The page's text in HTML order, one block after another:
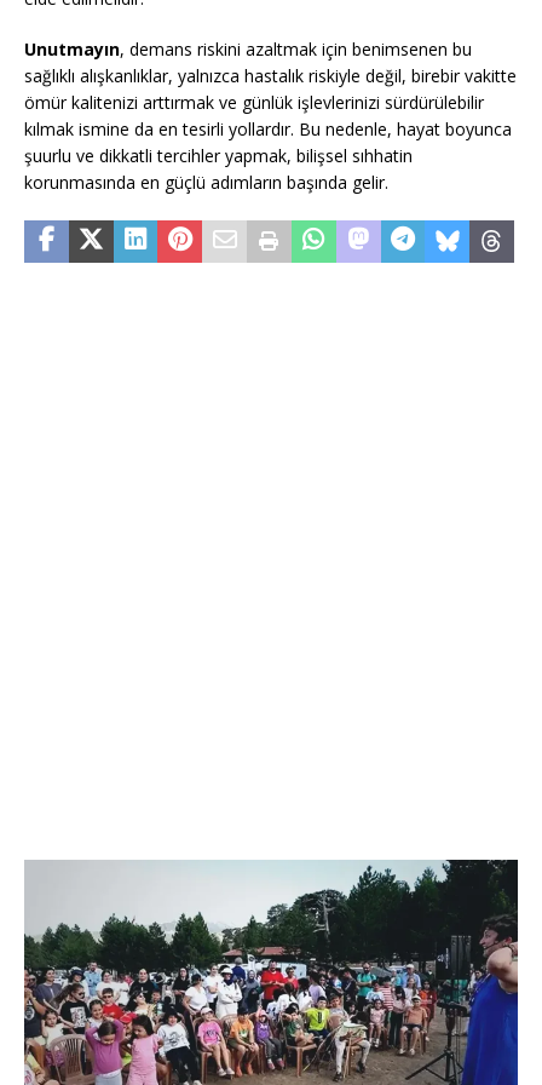
Unutmayın, demans riskini azaltmak için benimsenen bu
sağlıklı alışkanlıklar, yalnızca hastalık riskiyle değil, birebir vakitte
ömür kalitenizi arttırmak ve günlük işlevlerinizi sürdürülebilir
kılmak ismine da en tesirli yollardır. Bu nedenle, hayat boyunca
şuurlu ve dikkatli tercihler yapmak, bilişsel sıhhatin
korunmasında en güçlü adımların başında gelir.